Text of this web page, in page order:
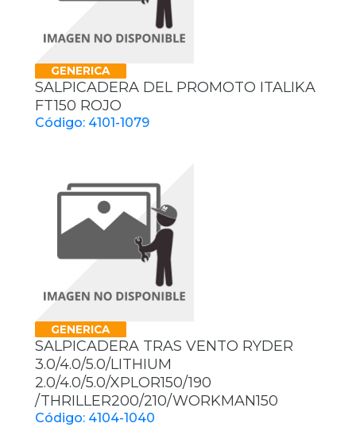
GENERICA
SALPICADERA DEL PROMOTO ITALIKA
FT150 ROJO
Código: 4101-1079
GENERICA
SALPICADERA TRAS VENTO RYDER
3.0/4.0/5.0/LITHIUM
2.0/4.0/5.0/XPLOR150/190
/THRILLER200/210/WORKMAN150
Código: 4104-1040